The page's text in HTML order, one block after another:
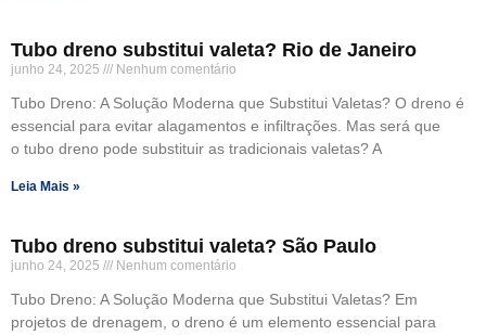
Tubo dreno substitui valeta? Rio de Janeiro
junho 24, 2025 Nenhum comentário
Tubo Dreno: A Solução Moderna que Substitui Valetas? O dreno é
essencial para evitar alagamentos e infiltrações. Mas será que
o tubo dreno pode substituir as tradicionais valetas? A
Leia Mais »
Tubo dreno substitui valeta? São Paulo
junho 24, 2025 Nenhum comentário
Tubo Dreno: A Solução Moderna que Substitui Valetas? Em
projetos de drenagem, o dreno é um elemento essencial para